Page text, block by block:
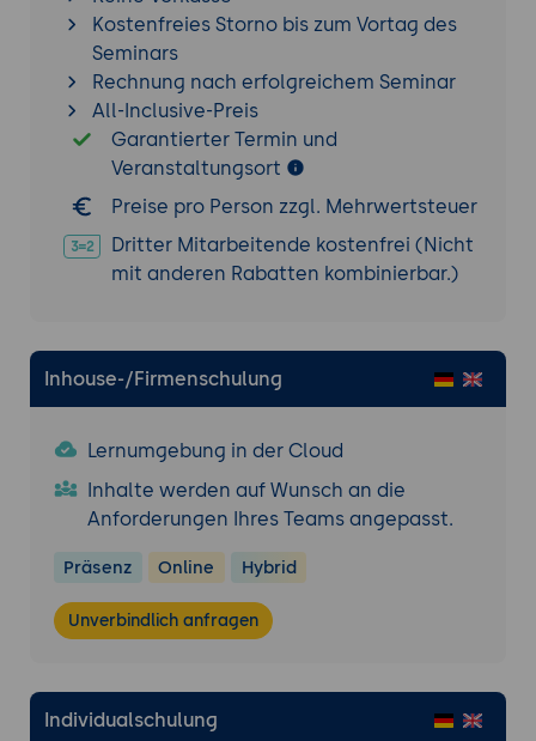
anpassbarer Layouts.
Deployment und Optimierung
Optimierung und Performance: Techniken
zur Optimierung der Performance von
Foundation-Webseiten.
Deployment-Strategien: Verschiedene
Strategien zur Bereitstellung von
Foundation-Webseiten.
Fehlerbehebung und Best Practices:
Practices.
Praktische Übung 2: Erstellung einer
Problemstellung: Erstellen Sie eine
erweiterte Webseite mit
benutzerdefinierten Komponenten,
responsivem Design und interaktiven
Elementen unter Verwendung von
Foundation.
Lösung:Strukturierung und Entwicklung der
Konzepte und Techniken.
Ergebnis:Eine erweiterte Webseite, die
Kostenfreies Storno bis zum Vortag des
Seminars
Rechnung nach erfolgreichem Seminar
All-Inclusive-Preis
Garantierter Termin und
Veranstaltungsort
Preise pro Person zzgl. Mehrwertsteuer
Dritter Mitarbeitende kostenfrei (Nicht
mit anderen Rabatten kombinierbar.)
Inhouse-/Firmenschulung
Lernumgebung in der Cloud
Inhalte werden auf Wunsch an die
Anforderungen Ihres Teams angepasst.
Präsenz Online Hybrid
Unverbindlich anfragen
Individualschulung